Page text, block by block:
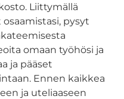
Liittymällä
pysyt
omaan työhösi ja
ja pääset
Ennen kaikkea
ja uteliaaseen